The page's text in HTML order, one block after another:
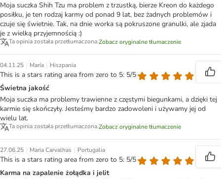
Moja suczka Shih Tzu ma problem z trzustką, bierze Kreon do każdego
posiłku, je ten rodzaj karmy od ponad 9 lat, bez żadnych problemów i
czuje się świetnie. Tak, na dnie worka są pokruszone granulki, ale zjada
je z wielką przyjemnością :)
Ta opinia została przetłumaczona.Zobacz oryginalne tłumaczenie
04.11.25 | María | Hiszpania
This is a stars rating area from zero to 5: 5/5
Świetna jakość
Moja suczka ma problemy trawienne z częstymi biegunkami, a dzięki tej
karmie się skończyły. Jesteśmy bardzo zadowoleni i używamy jej od
wielu lat.
Ta opinia została przetłumaczona.Zobacz oryginalne tłumaczenie
27.06.25 | Maria Carvalhas | Portugalia
This is a stars rating area from zero to 5: 5/5
Karma na zapalenie żołądka i jelit